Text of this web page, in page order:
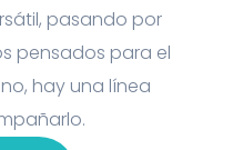
pasando por
pensados para el
hay una línea